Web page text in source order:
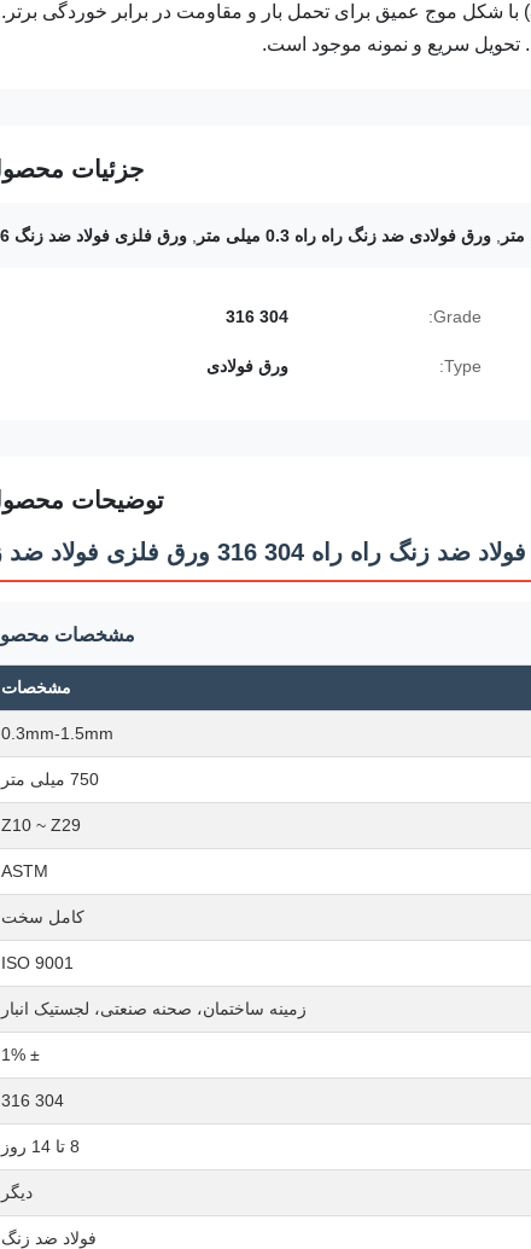
ورق های فولادی زنگ نزن راه راه 0.3-1.5 میلی متر (درجه 304/316) با شکل موج عمیق برای تحمل بار و مقاومت در برابر خوردگی برتر.
جزئیات
ورق فولادی ضد زنگ راه راه 0.3 میلی متر ورق فلزی فولاد ضد زنگ 316
Grade:
304 316
Type: ورق فولادی
توضیحات
مشخصات
مشخصات
0.3mm-1.5mm
750 میلی متر
Z10 ~ Z29
ASTM
کامل سخت
ISO 9001
زمینه ساختمان، صحنه صنعتی، لجستیک انبار
± 1%
304 316
8 تا 14 روز
دیگر
فولاد ضد زنگ